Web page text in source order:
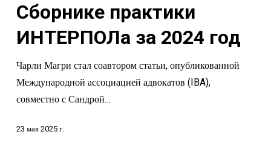
о
Сборнике
ИНТЕРПОЛа
за
2024
Сборнике практики
ИНТЕРПОЛа за 2024 год
Чарли Магри стал соавтором статьи, опубликованной
Международной ассоциацией адвокатов (IBA),
совместно с Сандрой…
23 мая 2025 г.